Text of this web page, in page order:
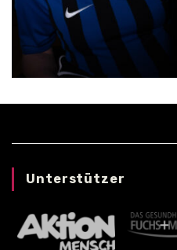
Unterstützer